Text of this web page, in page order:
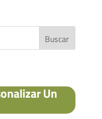
Buscar
Un